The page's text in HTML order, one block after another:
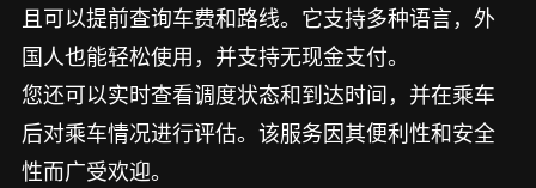
且可以提前查询车费和路线。它支持多种语言，外
国人也能轻松使用，并支持无现金支付。
您还可以实时查看调度状态和到达时间，并在乘车
后对乘车情况进行评估。该服务因其便利性和安全
性而广受欢迎。